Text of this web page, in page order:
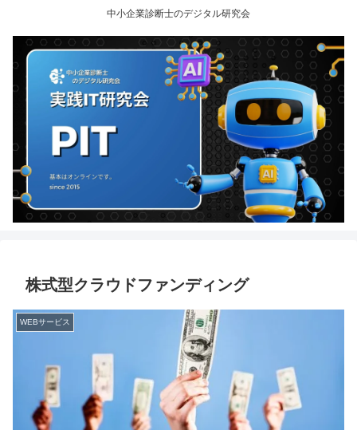
中小企業診断士のデジタル研究会
株式型クラウドファンディング
WEBサービス